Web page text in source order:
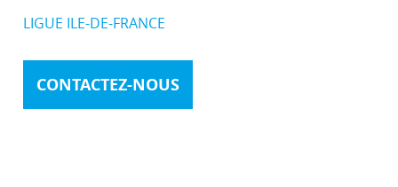
LIGUE ILE-DE-FRANCE
CONTACTEZ-NOUS